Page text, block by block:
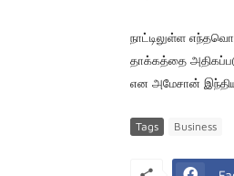
நாட்டிலுள்ள
தாக்கத்தை
என அமேசான் இந்தியா
Tags Business